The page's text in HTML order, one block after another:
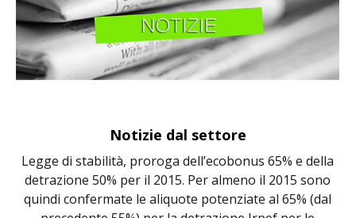
Notizie dal settore
Legge di stabilità, proroga dell’ecobonus 65% e della
detrazione 50% per il 2015. Per almeno il 2015 sono
quindi confermate le aliquote potenziate al 65% (dal